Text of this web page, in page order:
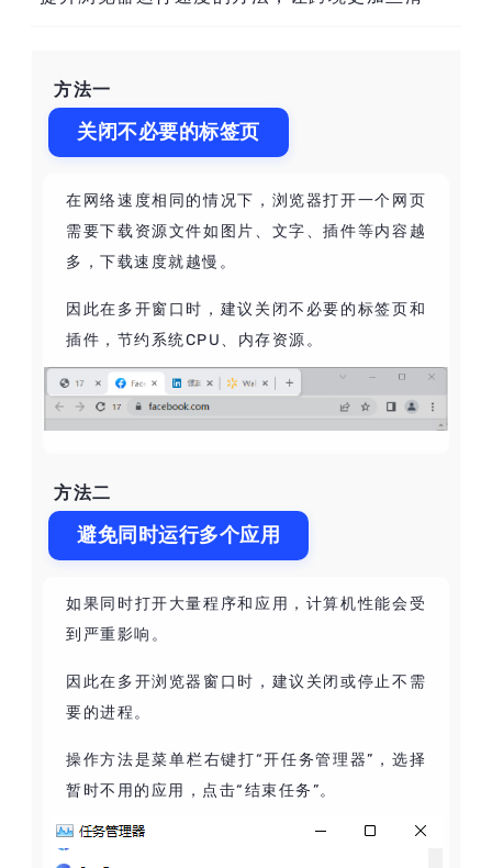
方法一
关闭不必要的标签页
在网络速度相同的情况下，浏览器打开一个网页
需要下载资源文件如图片、文字、插件等内容越
多，下载速度就越慢。
因此在多开窗口时，建议关闭不必要的标签页和
插件，节约系统CPU、内存资源。
方法二
避免同时运行多个应用
如果同时打开大量程序和应用，计算机性能会受
到严重影响。
因此在多开浏览器窗口时，建议关闭或停止不需
要的进程。
操作方法是菜单栏右键打“开任务管理器”，选择
暂时不用的应用，点击“结束任务”。